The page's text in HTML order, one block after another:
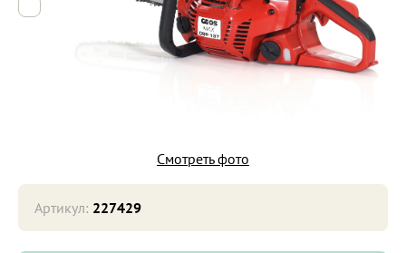
Смотреть фото
Артикул: 227429